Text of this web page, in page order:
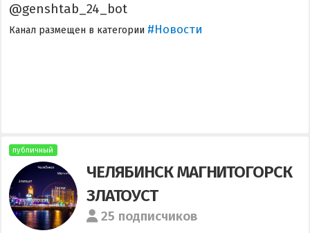
@genshtab_24_bot
Канал размещен в категории #Новости
публичный
ЧЕЛЯБИНСК МАГНИТОГОРСК
ЗЛАТОУСТ
25 подписчиков